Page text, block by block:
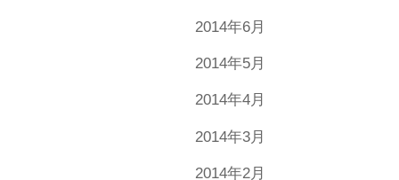
2014年6月
2014年5月
2014年4月
2014年3月
2014年2月